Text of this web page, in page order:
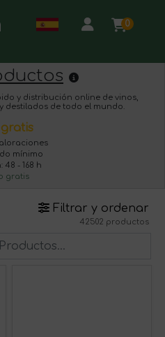
0
y distribución online de vinos,
destilados de todo el mundo.
mínimo
48 - 168 h
gratis
Filtrar y ordenar
42502 productos